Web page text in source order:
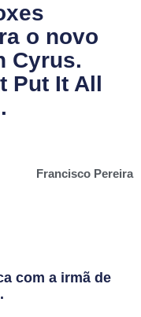
o novo
Cyrus.
Put It All
Francisco Pereira
com a irmã de